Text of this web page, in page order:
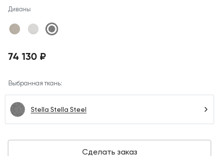
Диваны
74 130 ₽
Выбранная ткань:
Stella Stella Steel
Сделать заказ